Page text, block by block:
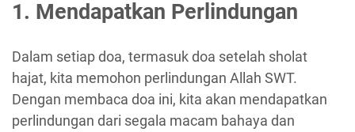
1. Mendapatkan Perlindungan
Dalam setiap doa, termasuk doa setelah sholat
hajat, kita memohon perlindungan Allah SWT.
Dengan membaca doa ini, kita akan mendapatkan
perlindungan dari segala macam bahaya dan